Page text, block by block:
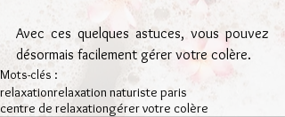
Avec ces quelques astuces, vous pouvez
désormais facilement gérer votre colère.
Mots-clés :
relaxationrelaxation naturiste paris
centre de relaxationgérer votre colère